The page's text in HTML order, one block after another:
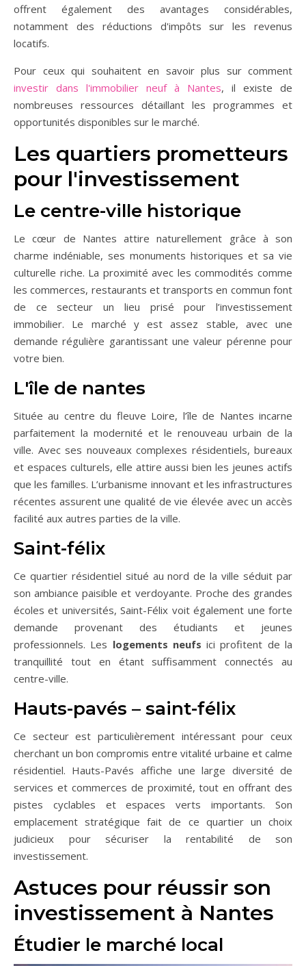
offrent également des avantages considérables,
notamment des réductions d'impôts sur les revenus
locatifs.
Pour ceux qui souhaitent en savoir plus sur comment
investir dans l'immobilier neuf à Nantes, il existe de
nombreuses ressources détaillant les programmes et
opportunités disponibles sur le marché.
Les quartiers prometteurs
pour l'investissement
Le centre-ville historique
Le cœur de Nantes attire naturellement grâce à son
charme indéniable, ses monuments historiques et sa vie
culturelle riche. La proximité avec les commodités comme
les commerces, restaurants et transports en commun font
de ce secteur un lieu prisé pour l’investissement
immobilier. Le marché y est assez stable, avec une
demande régulière garantissant une valeur pérenne pour
votre bien.
L'île de nantes
Située au centre du fleuve Loire, l’île de Nantes incarne
parfaitement la modernité et le renouveau urbain de la
ville. Avec ses nouveaux complexes résidentiels, bureaux
et espaces culturels, elle attire aussi bien les jeunes actifs
que les familles. L’urbanisme innovant et les infrastructures
récentes assurent une qualité de vie élevée avec un accès
facilité aux autres parties de la ville.
Saint-félix
Ce quartier résidentiel situé au nord de la ville séduit par
son ambiance paisible et verdoyante. Proche des grandes
écoles et universités, Saint-Félix voit également une forte
demande provenant des étudiants et jeunes
professionnels. Les logements neufs ici profitent de la
tranquillité tout en étant suffisamment connectés au
centre-ville.
Hauts-pavés – saint-félix
Ce secteur est particulièrement intéressant pour ceux
cherchant un bon compromis entre vitalité urbaine et calme
résidentiel. Hauts-Pavés affiche une large diversité de
services et commerces de proximité, tout en offrant des
pistes cyclables et espaces verts importants. Son
emplacement stratégique fait de ce quartier un choix
judicieux pour sécuriser la rentabilité de son
investissement.
Astuces pour réussir son
investissement à Nantes
Étudier le marché local